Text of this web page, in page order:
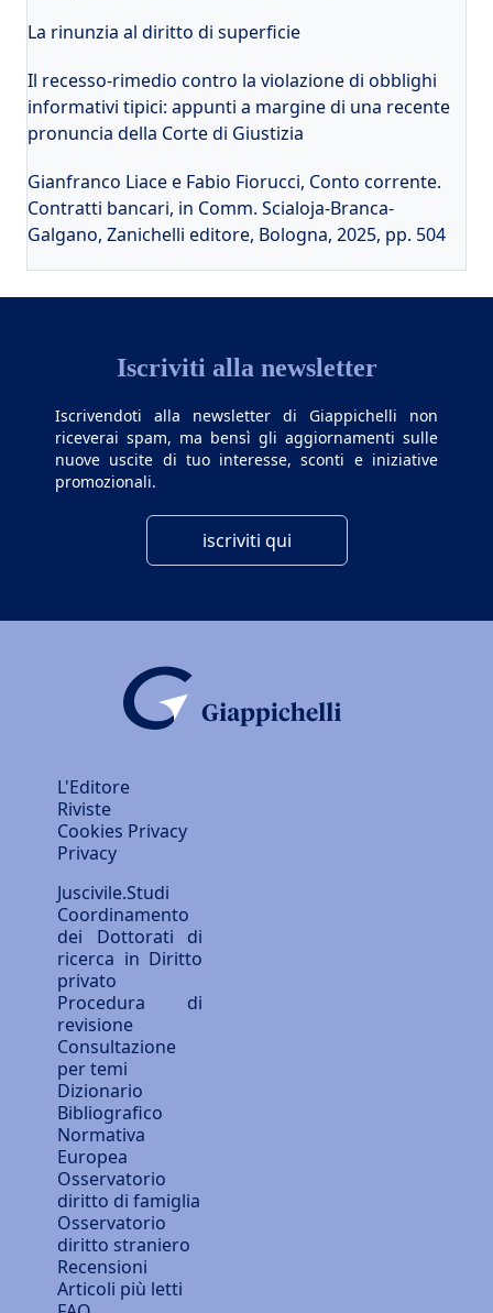
La rinunzia al diritto di superficie
Il recesso-rimedio contro la violazione di obblighi
informativi tipici: appunti a margine di una recente
pronuncia della Corte di Giustizia
Gianfranco Liace e Fabio Fiorucci, Conto corrente.
Contratti bancari, in Comm. Scialoja-Branca-
Galgano, Zanichelli editore, Bologna, 2025, pp. 504
Iscriviti alla newsletter
Iscrivendoti alla newsletter di Giappichelli non
riceverai spam, ma bensì gli aggiornamenti sulle
nuove uscite di tuo interesse, sconti e iniziative
promozionali.
iscriviti qui
L'Editore
Riviste
Cookies Privacy
Privacy
Juscivile.Studi
Coordinamento
dei Dottorati di
ricerca in Diritto
privato
Procedura di
revisione
Consultazione
per temi
Dizionario
Bibliografico
Normativa
Europea
Osservatorio
diritto di famiglia
Osservatorio
diritto straniero
Recensioni
Articoli più letti